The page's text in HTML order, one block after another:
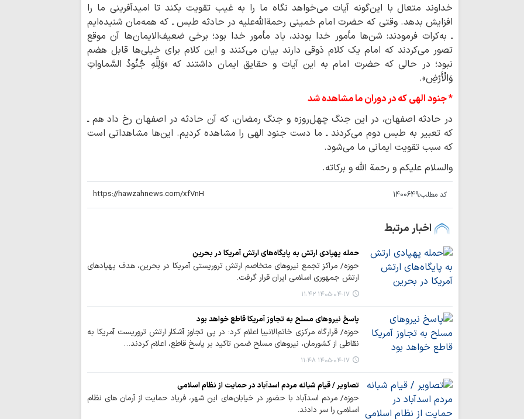
خداوند متعال با این‌گونه آیات می‌خواهد نگاه ما را به غیب تقویت بکند تا امیدآفرینی ما را
افزایش بدهد. وقتی که حضرت امام خمینی رحمة‌الله‌علیه در حادثه طبس ـ که همه‌مان شنیده‌ایم
ـ به‌کرات فرمودند: شن‌ها مأمور خدا بودند، باد مأمور خدا بود؛ برخی ضعیف‌الایمان‌ها آن موقع
تصور می‌کردند که امام یک کلام ذوقی دارند بیان می‌کنند و این کلام برای خیلی‌ها قابل هضم
نبود؛ در حالی که حضرت امام به این آیات و حقایق ایمان داشتند که «وَلِلَّهِ جُنُودُ السَّماواتِ
وَالْأَرْضِ».
* جنود الهی که در دوران ما مشاهده شد
در حادثه اصفهان، در این جنگ چهل‌روزه و جنگ رمضان، که آن حادثه در اصفهان رخ داد هم ـ
که تعبیر به طبس دوم می‌کردند ـ ما دست جنود الهی را مشاهده کردیم. این‌ها مشاهداتی است
که سبب تقویت ایمانی ما می‌شود.
والسلام علیکم و رحمة الله و برکاته.
کد مطلب:1400649
اخبار مرتبط
حمله پهپادی ارتش به پایگاه‌های ارتش آمریکا در بحرین
حوزه/ مراکز تجمع نیروهای متخاصم ارتش تروریستی آمریکا در بحرین، هدف پهپادهای
ارتش جمهوری اسلامی ایران قرار گرفت.
۱۴۰۵-۰۴-۱۷ ۱۱:۴۲
پاسخ نیروهای مسلح به تجاوز آمریکا قاطع خواهد بود
حوزه/ قرارگاه مرکزی خاتم‌الانبیا اعلام کرد: در پی تجاوز آشکار ارتش تروریست آمریکا به
نقاطی از کشورمان، نیروهای مسلح ضمن تاکید بر پاسخ قاطع، اعلام کردند…
۱۴۰۵-۰۴-۱۷ ۱۱:۴۸
تصاویر / قیام شبانه مردم اسدآباد در حمایت از نظام اسلامی
حوزه/ مردم اسدآباد با حضور در خیابان‌های این شهر، فریاد حمایت از آرمان های نظام
اسلامی را سر دادند.